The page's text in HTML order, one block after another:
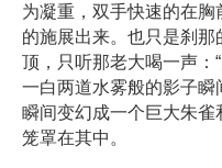
为凝重，双手快速的在
的施展出来。也只是刹
顶，只听那老大喝一声：
一白两道水雾般的影子瞬
瞬间变幻成一个巨大朱
笼罩在其中。